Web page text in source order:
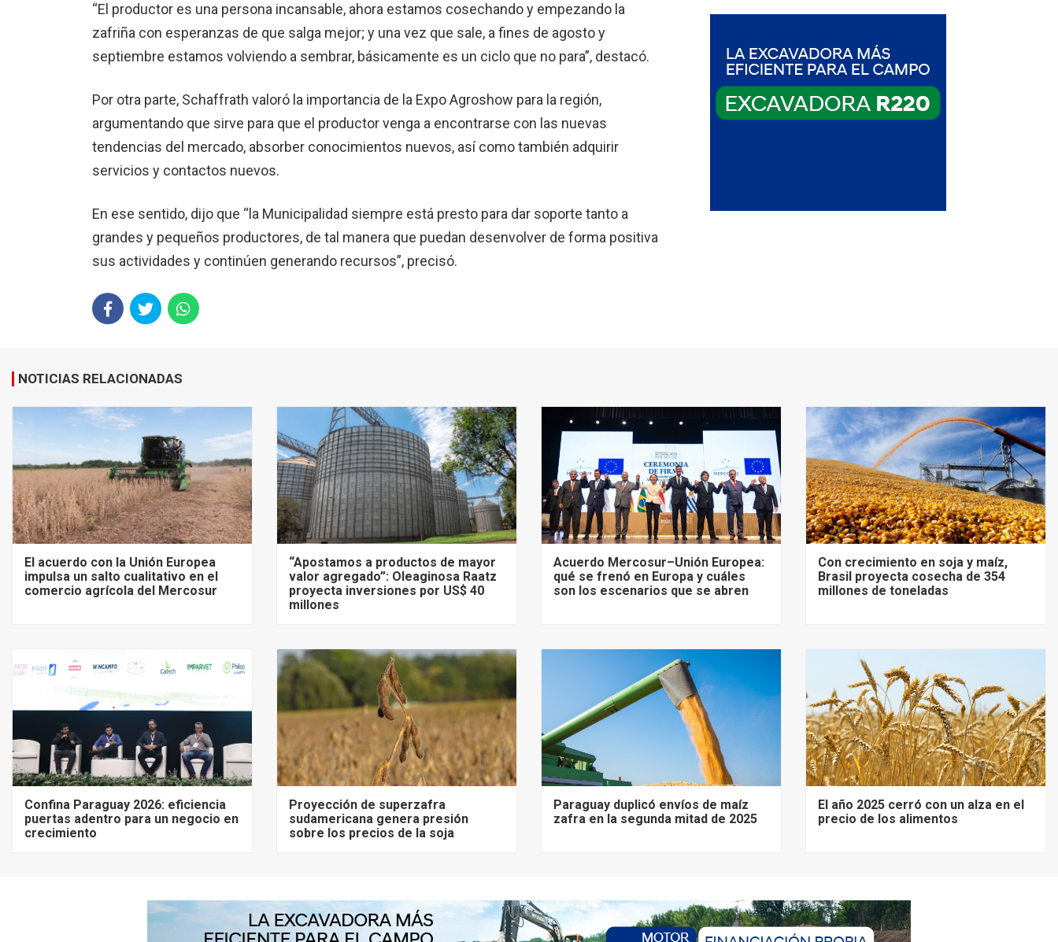
“El productor es una persona incansable, ahora estamos cosechando y empezando la
zafriña con esperanzas de que salga mejor; y una vez que sale, a fines de agosto y
septiembre estamos volviendo a sembrar, básicamente es un ciclo que no para”, destacó.
Por otra parte, Schaffrath valoró la importancia de la Expo Agroshow para la región,
argumentando que sirve para que el productor venga a encontrarse con las nuevas
tendencias del mercado, absorber conocimientos nuevos, así como también adquirir
servicios y contactos nuevos.
En ese sentido, dijo que “la Municipalidad siempre está presto para dar soporte tanto a
grandes y pequeños productores, de tal manera que puedan desenvolver de forma positiva
sus actividades y continúen generando recursos”, precisó.
NOTICIAS RELACIONADAS
El acuerdo con la Unión Europea
impulsa un salto cualitativo en el
comercio agrícola del Mercosur
“Apostamos a productos de mayor
valor agregado”: Oleaginosa Raatz
proyecta inversiones por US$ 40
millones
Acuerdo Mercosur–Unión Europea:
qué se frenó en Europa y cuáles
son los escenarios que se abren
Con crecimiento en soja y maíz,
Brasil proyecta cosecha de 354
millones de toneladas
Confina Paraguay 2026: eficiencia
puertas adentro para un negocio en
crecimiento
Proyección de superzafra
sudamericana genera presión
sobre los precios de la soja
Paraguay duplicó envíos de maíz
zafra en la segunda mitad de 2025
El año 2025 cerró con un alza en el
precio de los alimentos